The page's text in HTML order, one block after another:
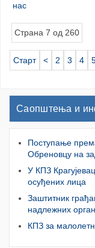
нас
Страна 7 од 260
Старт < 2 3 4
Саопштења и
Поступање
Обреновцу на
У КПЗ
осуђених лица
Заштитник
надлежних
КПЗ за